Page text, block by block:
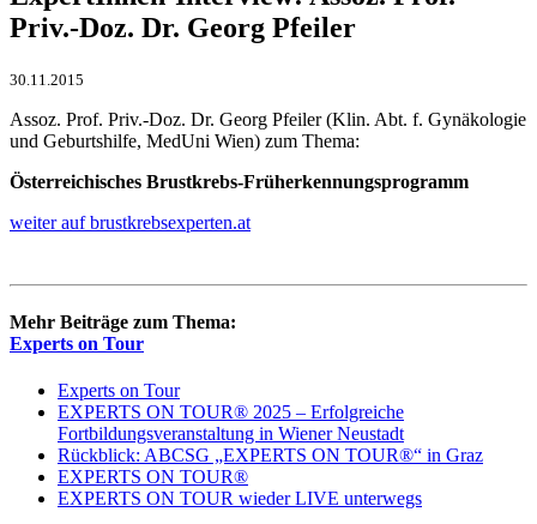
Priv.-Doz. Dr. Georg Pfeiler
30.11.2015
Assoz. Prof. Priv.-Doz. Dr. Georg Pfeiler (Klin. Abt. f. Gynäkologie
und Geburtshilfe, MedUni Wien) zum Thema:
Österreichisches Brustkrebs-Früherkennungsprogramm
weiter auf brustkrebsexperten.at
Mehr Beiträge zum Thema:
Experts on Tour
Experts on Tour
EXPERTS ON TOUR® 2025 – Erfolgreiche
Fortbildungsveranstaltung in Wiener Neustadt
Rückblick: ABCSG „EXPERTS ON TOUR®“ in Graz
EXPERTS ON TOUR®
EXPERTS ON TOUR wieder LIVE unterwegs